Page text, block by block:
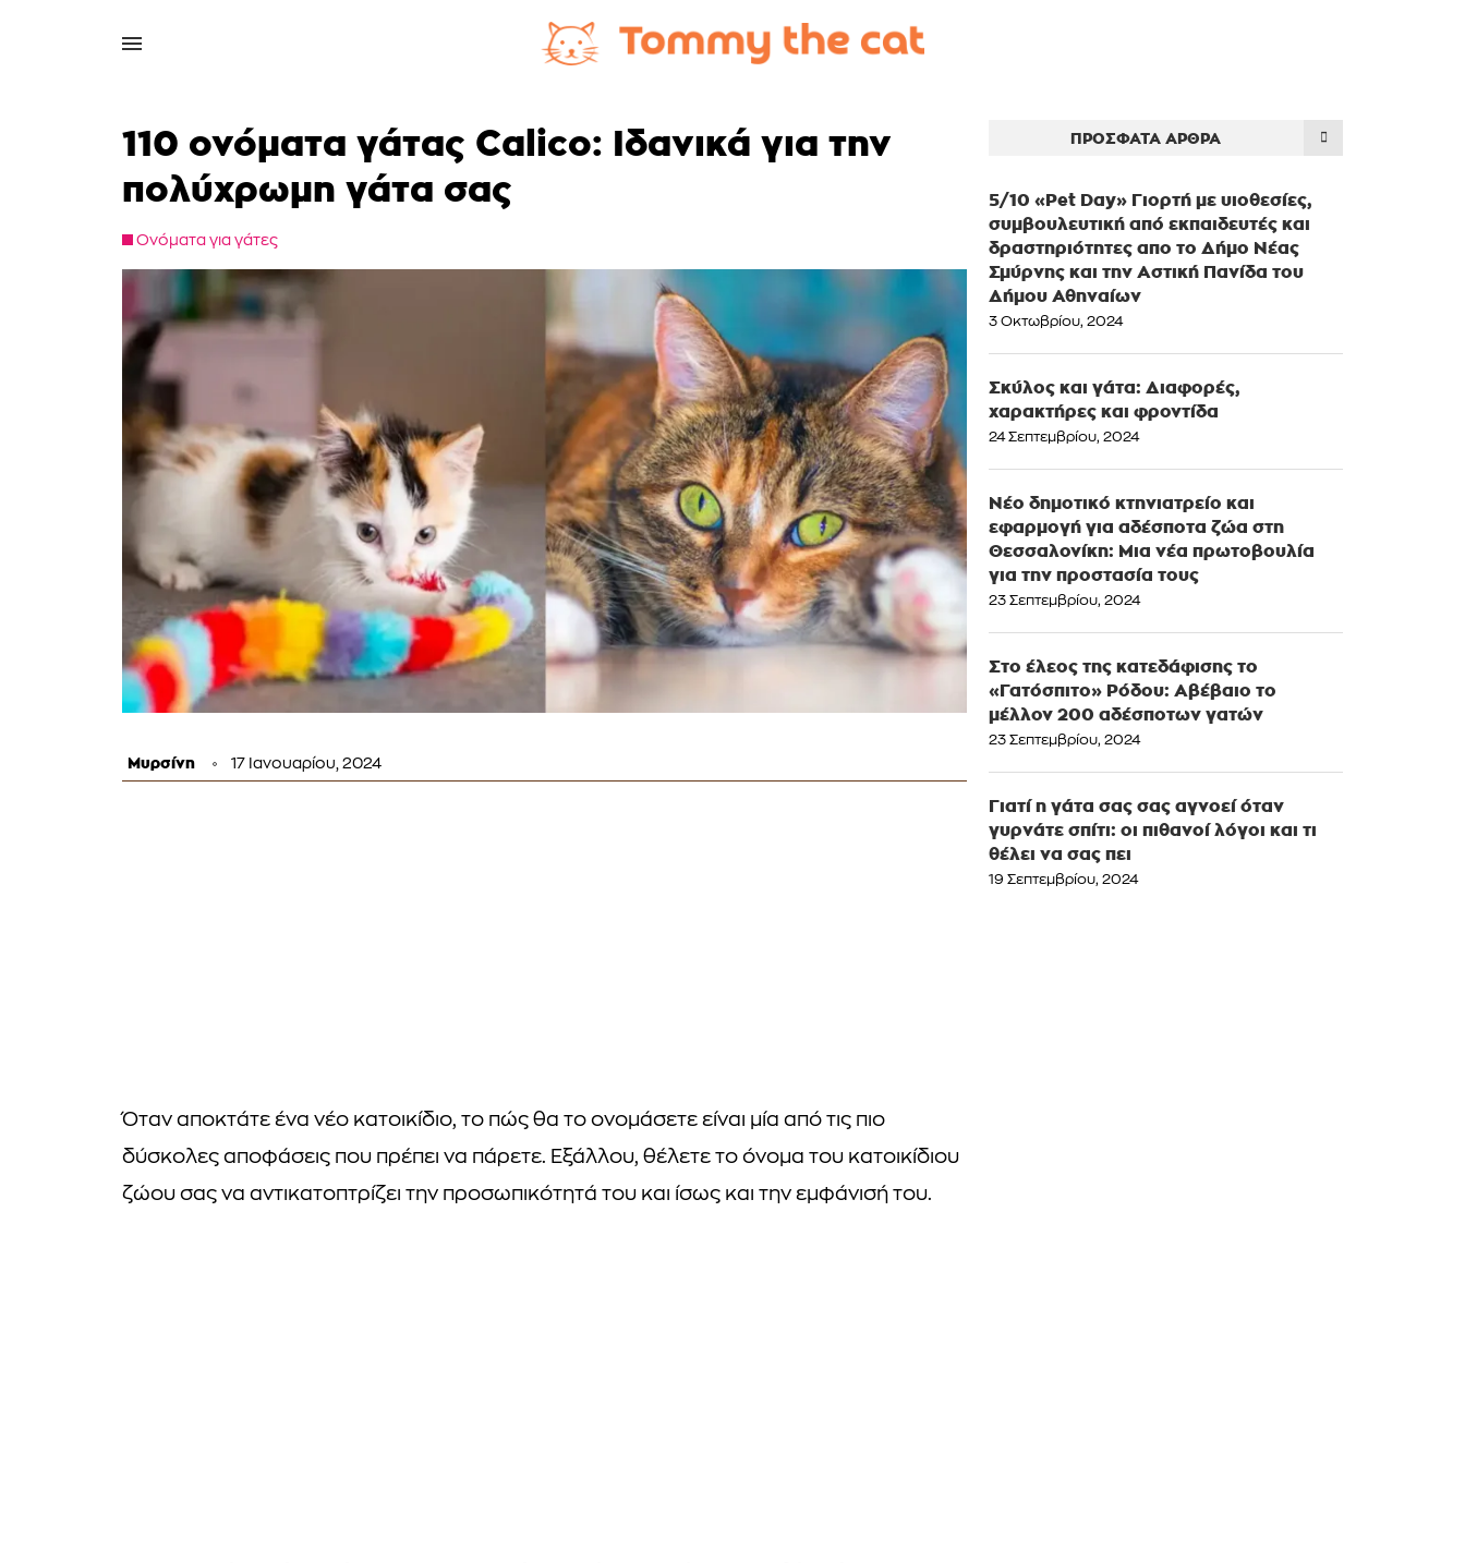
110 ονόματα γάτας Calico: Ιδανικά για την
πολύχρωμη γάτα σας
Ονόματα για γάτες
Μυρσίνη 17 Ιανουαρίου, 2024
Όταν αποκτάτε ένα νέο κατοικίδιο, το πώς θα το ονομάσετε είναι μία από τις πιο
δύσκολες αποφάσεις που πρέπει να πάρετε. Εξάλλου, θέλετε το όνομα του κατοικίδιου
ζώου σας να αντικατοπτρίζει την προσωπικότητά του και ίσως και την εμφάνισή του.
ΠΡΌΣΦΑΤΑ ΆΡΘΡΑ
5/10 «Pet Day» Γιορτή με υιοθεσίες,
συμβουλευτική από εκπαιδευτές και
δραστηριότητες απο το Δήμο Νέας
Σμύρνης και την Αστική Πανίδα του
Δήμου Αθηναίων
3 Οκτωβρίου, 2024
Σκύλος και γάτα: Διαφορές,
χαρακτήρες και φροντίδα
24 Σεπτεμβρίου, 2024
Νέο δημοτικό κτηνιατρείο και
εφαρμογή για αδέσποτα ζώα στη
Θεσσαλονίκη: Μια νέα πρωτοβουλία
για την προστασία τους
23 Σεπτεμβρίου, 2024
Στο έλεος της κατεδάφισης το
«Γατόσπιτο» Ρόδου: Αβέβαιο το
μέλλον 200 αδέσποτων γατών
23 Σεπτεμβρίου, 2024
Γιατί η γάτα σας σας αγνοεί όταν
γυρνάτε σπίτι: οι πιθανοί λόγοι και τι
θέλει να σας πει
19 Σεπτεμβρίου, 2024